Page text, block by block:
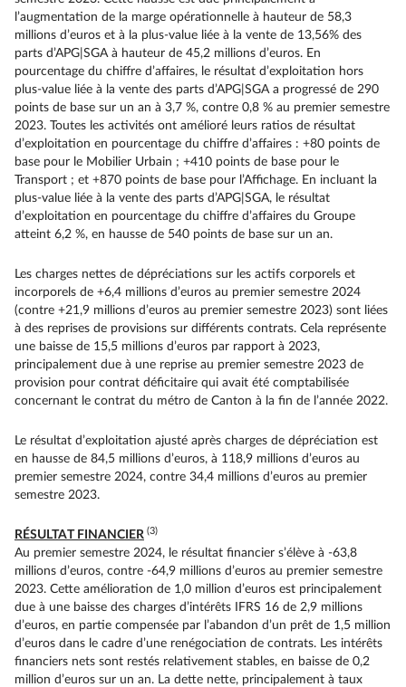
l’augmentation de la marge opérationnelle à hauteur de 58,3
millions d’euros et à la plus-value liée à la vente de 13,56% des
parts d’APG|SGA à hauteur de 45,2 millions d’euros. En
pourcentage du chiffre d’affaires, le résultat d’exploitation hors
plus-value liée à la vente des parts d’APG|SGA a progressé de 290
points de base sur un an à 3,7 %, contre 0,8 % au premier semestre
2023. Toutes les activités ont amélioré leurs ratios de résultat
d’exploitation en pourcentage du chiffre d’affaires : +80 points de
base pour le Mobilier Urbain ; +410 points de base pour le
Transport ; et +870 points de base pour l’Affichage. En incluant la
plus-value liée à la vente des parts d’APG|SGA, le résultat
d’exploitation en pourcentage du chiffre d’affaires du Groupe
atteint 6,2 %, en hausse de 540 points de base sur un an.
Les charges nettes de dépréciations sur les actifs corporels et
incorporels de +6,4 millions d’euros au premier semestre 2024
(contre +21,9 millions d’euros au premier semestre 2023) sont liées
à des reprises de provisions sur différents contrats. Cela représente
une baisse de 15,5 millions d’euros par rapport à 2023,
principalement due à une reprise au premier semestre 2023 de
provision pour contrat déficitaire qui avait été comptabilisée
concernant le contrat du métro de Canton à la fin de l’année 2022.
Le résultat d’exploitation ajusté après charges de dépréciation est
en hausse de 84,5 millions d’euros, à 118,9 millions d’euros au
premier semestre 2024, contre 34,4 millions d’euros au premier
semestre 2023.
RÉSULTAT FINANCIER (3)
Au premier semestre 2024, le résultat financier s’élève à -63,8
millions d’euros, contre -64,9 millions d’euros au premier semestre
2023. Cette amélioration de 1,0 million d’euros est principalement
due à une baisse des charges d’intérêts IFRS 16 de 2,9 millions
d’euros, en partie compensée par l’abandon d’un prêt de 1,5 million
d’euros dans le cadre d’une renégociation de contrats. Les intérêts
financiers nets sont restés relativement stables, en baisse de 0,2
million d’euros sur un an. La dette nette, principalement à taux